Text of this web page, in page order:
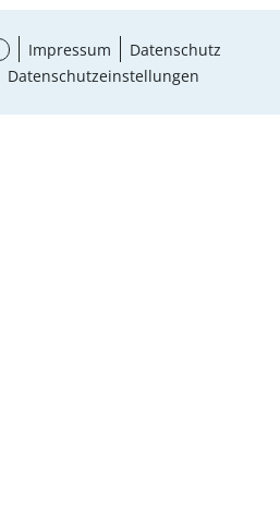
Impressum
Datenschutz
Datenschutzeinstellungen